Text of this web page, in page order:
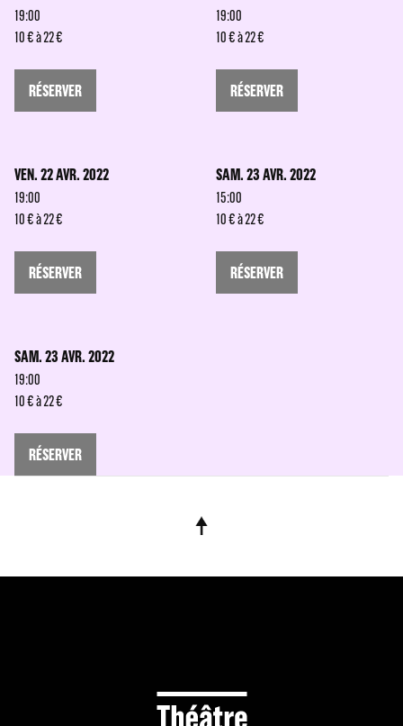
19:00
10 € à 22 €
RÉSERVER
19:00
10 € à 22 €
RÉSERVER
VEN. 22 AVR. 2022
19:00
10 € à 22 €
RÉSERVER
SAM. 23 AVR. 2022
15:00
10 € à 22 €
RÉSERVER
SAM. 23 AVR. 2022
19:00
10 € à 22 €
RÉSERVER